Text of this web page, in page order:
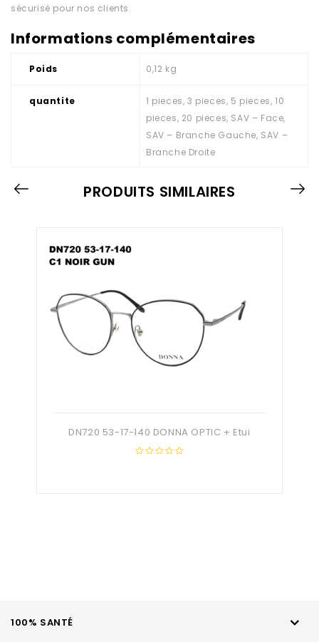
sécurisé pour nos clients.
Informations complémentaires
Poids 0,12 kg
quantite
1 pieces, 3 pieces, 5 pieces, 10
pieces, 20 pieces, SAV – Face,
SAV – Branche Gauche, SAV –
Branche Droite
PRODUITS SIMILAIRES
DN720 53-17-140 DONNA OPTIC + Etui
100% SANTÉ